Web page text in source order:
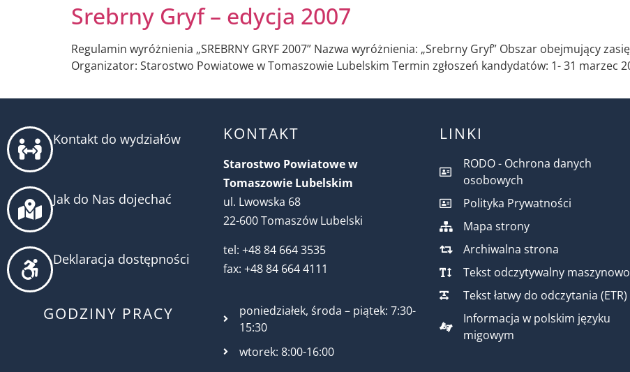
Srebrny Gryf – edycja 2007
Regulamin wyróżnienia „SREBRNY GRYF 2007” Nazwa wyróżnienia: „Srebrny Gryf” Obszar obejmujący
Organizator: Starostwo Powiatowe w Tomaszowie Lubelskim Termin zgłoszeń kandydatów: 1- 31 marzec
Kontakt do wydziałów
Jak do Nas dojechać
Deklaracja dostępności
GODZINY PRACY
KONTAKT
Starostwo Powiatowe w
Tomaszowie Lubelskim
ul. Lwowska 68
22-600 Tomaszów Lubelski
tel: +48 84 664 3535
fax: +48 84 664 4111
poniedziałek, środa – piątek: 7:30-
15:30
wtorek: 8:00-16:00
LINKI
RODO - Ochrona danych
osobowych
Polityka Prywatności
Mapa strony
Archiwalna strona
Tekst odczytywalny maszynowo
Tekst łatwy do odczytania (ETR)
Informacja w polskim języku
migowym